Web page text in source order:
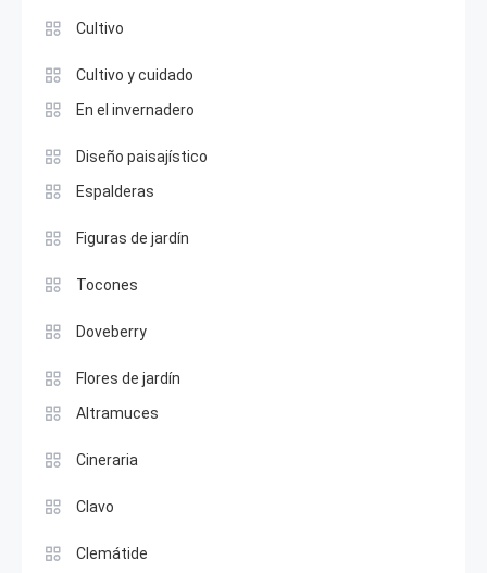
Cultivo
Cultivo y cuidado
En el invernadero
Diseño paisajístico
Espalderas
Figuras de jardín
Tocones
Doveberry
Flores de jardín
Altramuces
Cineraria
Clavo
Clemátide